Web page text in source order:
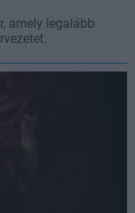
amely legalább